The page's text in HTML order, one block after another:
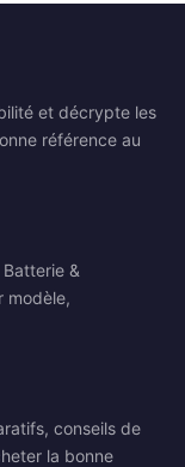
et décrypte les
référence au
&
modèle,
conseils de
la bonne